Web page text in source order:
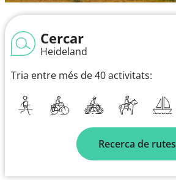
Cercar
Heideland
Tria entre més de 40 activitats:
Recerca de rutes